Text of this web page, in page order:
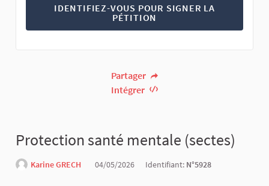
IDENTIFIEZ-VOUS POUR SIGNER LA
PÉTITION
Partager
Intégrer
Protection santé mentale (sectes)
Karine GRECH 04/05/2026 Identifiant: N°5928